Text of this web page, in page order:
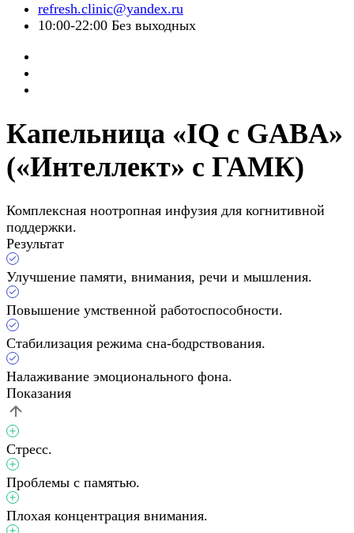
refresh.clinic@yandex.ru
10:00-22:00 Без выходных
Капельница «IQ с GABA»
(«Интеллект» с ГАМК)
Комплексная ноотропная инфузия для когнитивной
поддержки.
Результат
Улучшение памяти, внимания, речи и мышления.
Повышение умственной работоспособности.
Стабилизация режима сна-бодрствования.
Налаживание эмоционального фона.
Показания
Стресс.
Проблемы с памятью.
Плохая концентрация внимания.